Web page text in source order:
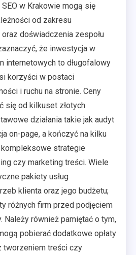
w Krakowie mogą się
od zakresu
doświadczenia zespołu
że inwestycja w
internetowych to długofalowy
korzyści w postaci
i ruchu na stronie. Ceny
się od kilkuset złotych
działania takie jak audyt
on-page, a kończyć na kilku
strategie
czy marketing treści. Wiele
pakiety usług
klienta oraz jego budżetu;
różnych firm przed podjęciem
Należy również pamiętać o tym,
pobierać dodatkowe opłaty
tworzeniem treści czy